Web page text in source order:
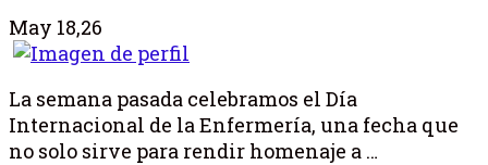
May 18,26
La semana pasada celebramos el Día
Internacional de la Enfermería, una fecha que
no solo sirve para rendir homenaje a …